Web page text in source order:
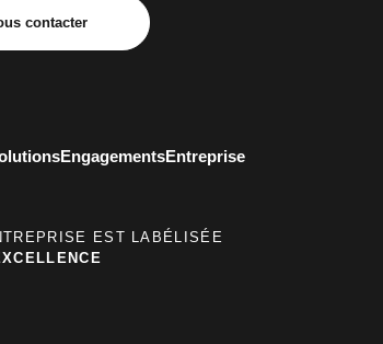
contacter
EngagementsEntreprise
EST LABÉLISÉE